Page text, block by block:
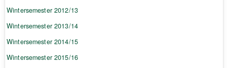
Wintersemester 2012/13
Wintersemester 2013/14
Wintersemester 2014/15
Wintersemester 2015/16